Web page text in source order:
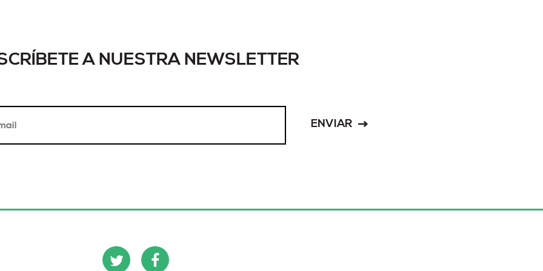
A NUESTRA NEWSLETTER
ENVIAR